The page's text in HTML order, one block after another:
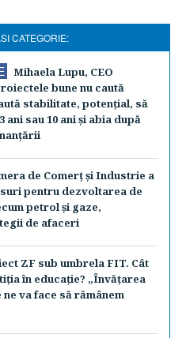
CATEGORIE:
Mihaela Lupu, CEO
bune nu caută
stabilitate, potenţial, să
sau 10 ani şi abia după
de Comerţ şi Industrie a
pentru dezvoltarea de
petrol şi gaze,
de afaceri
ZF sub umbrela FIT. Cât
în educaţie? „Învăţarea
va face să rămânem